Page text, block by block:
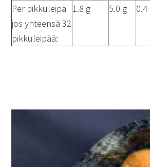
Per pikkuleipä
jos yhteensä 32
pikkuleipää:
1.8 g 5.0 g 0.4